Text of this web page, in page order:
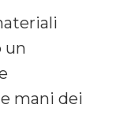
un
mani dei